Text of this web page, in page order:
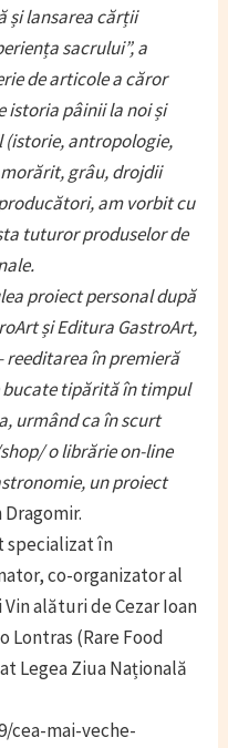
și lansarea cărții
sacrului”, a
de articole a căror
istoria pâinii la noi și
antropologie,
grâu, drojdii
am vorbit cu
tuturor produselor de
proiect personal după
și Editura GastroArt,
reeditarea în premieră
bucate tipărită în timpul
urmând ca în scurt
o librărie on-line
un proiect
Dragomir.
specializat în
co-organizator al
alături de Cezar Ioan
Lontras (Rare Food
Legea Ziua Națională
cea-mai-veche-